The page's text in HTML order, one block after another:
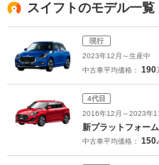
スイフトのモデル一覧
現行
2023年12月～生産中
中古車平均価格： 190
4代目
2016年12月～2023年
新プラットフォー
中古車平均価格：